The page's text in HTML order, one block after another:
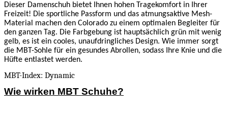
Dieser Damenschuh bietet Ihnen hohen Tragekomfort in Ihrer
Freizeit! Die sportliche Passform und das atmungsaktive Mesh-
Material machen den Colorado zu einem optimalen Begleiter für
den ganzen Tag. Die Farbgebung ist hauptsächlich grün mit wenig
gelb, es ist ein cooles, unaufdringliches Design. Wie immer sorgt
die MBT-Sohle für ein gesundes Abrollen, sodass Ihre Knie und die
Hüfte entlastet werden.
MBT-Index: Dynamic
Wie wirken MBT Schuhe?